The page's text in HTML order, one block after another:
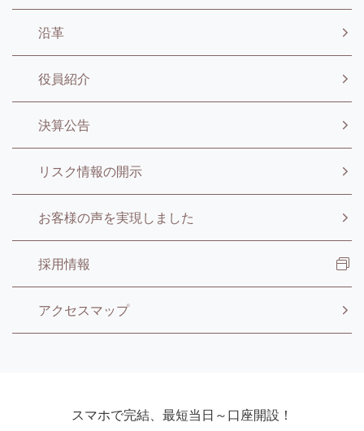
沿革
役員紹介
決算公告
リスク情報の開示
お客様の声を実現しました
採用情報
アクセスマップ
スマホで完結、最短当日～口座開設！